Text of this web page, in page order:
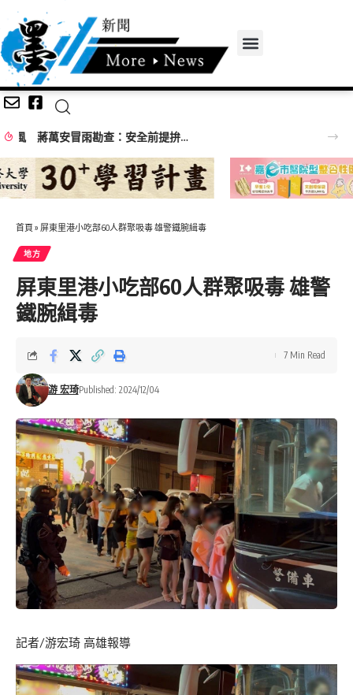
首頁 » 屏東里港小吃部60人群聚吸毒 雄警鐵腕緝毒
地方
屏東里港小吃部60人群聚吸毒 雄警
鐵腕緝毒
游 宏琦Published: 2024/12/04
7 Min Read
記者/游宏琦 高雄報導